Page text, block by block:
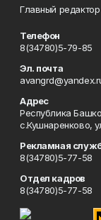
Главный
Телефон
8(34780)5-79-85
Эл. почта
Адрес
Республика
с.Кушнаренково,
Рекламная
8(34780)5-77-58
Отдел кадров
8(34780)5-77-58